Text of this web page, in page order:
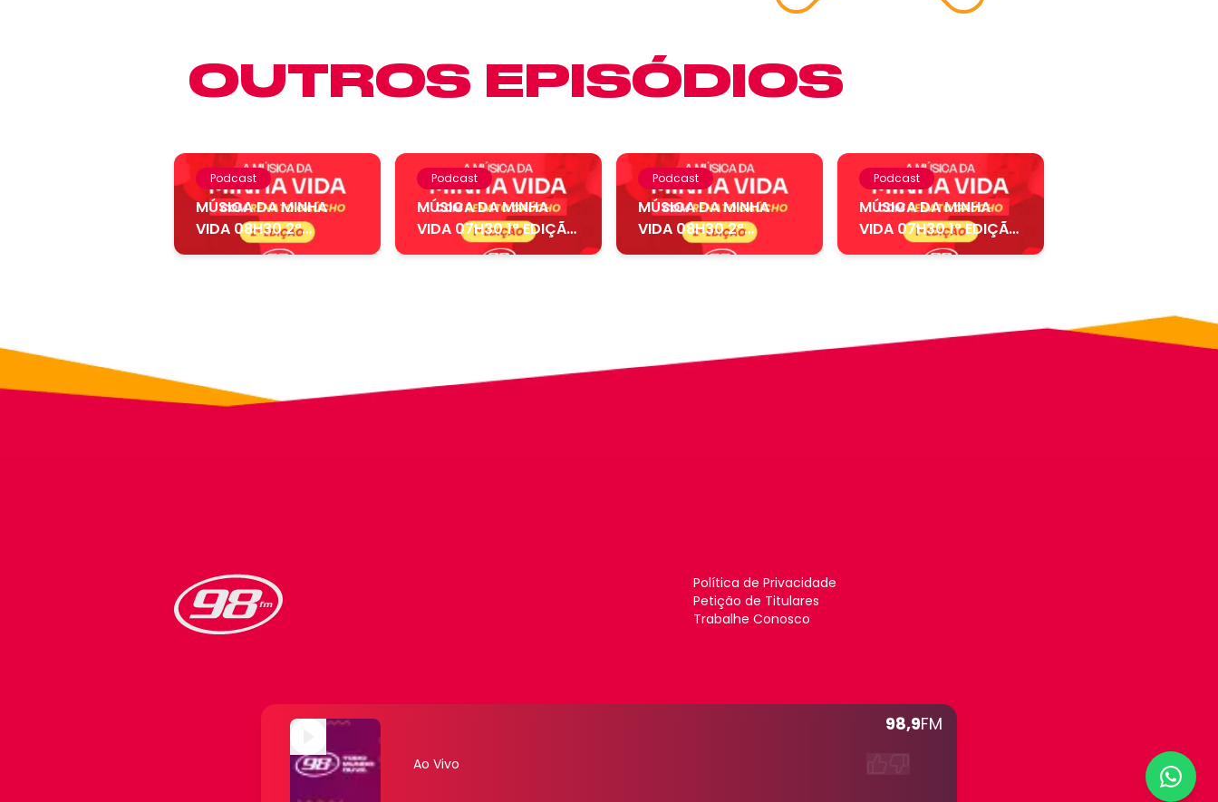
98,9FM
Ao Vivo
OUTROS EPISÓDIOS
Podcast
MÚSICA DA MINHA
VIDA 08H30 2ª
EDIÇÃO – 05.08....
Podcast
MÚSICA DA MINHA
VIDA 07H30 1ª EDIÇÃO
– 05.08....
Podcast
MÚSICA DA MINHA
VIDA 08H30 2ª
EDIÇÃO – 04.08....
Podcast
MÚSICA DA MINHA
VIDA 07H30 1ª EDIÇÃO
– 04.08....
Política de Privacidade
Petição de Titulares
Trabalhe Conosco